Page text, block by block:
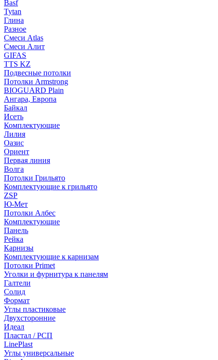
Basf
Tytan
Глина
Разное
Смеси Atlas
Смеси Алит
GIFAS
TTS KZ
Подвесные потолки
Потолки Armstrong
BIOGUARD Plain
Ангара, Европа
Байкал
Исеть
Комплектующие
Лилия
Оазис
Ориент
Первая линия
Волга
Потолки Грильято
Комплектующие к грильято
ZSP
Ю-Мет
Потолки Албес
Комплектующие
Панель
Рейка
Карнизы
Комплектующие к карнизам
Потолки Primet
Уголки и фурнитура к панелям
Галтели
Солид
Формат
Углы пластиковые
Двухсторонние
Идеал
Пластал / РСП
LinePlast
Углы универсальные